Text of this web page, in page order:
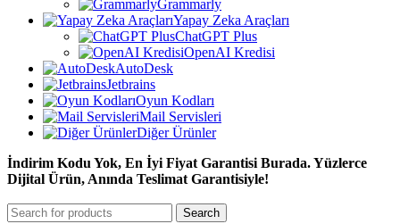
Grammarly
Yapay Zeka Araçları
ChatGPT Plus
OpenAI Kredisi
AutoDesk
Jetbrains
Oyun Kodları
Mail Servisleri
Diğer Ürünler
İndirim Kodu Yok, En İyi Fiyat Garantisi Burada. Yüzlerce
Dijital Ürün, Anında Teslimat Garantisiyle!
Search